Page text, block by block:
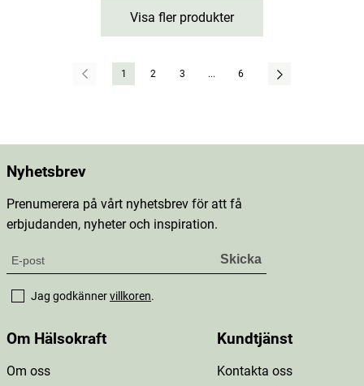
Visa fler produkter
1 2 3 ... 6
Nyhetsbrev
Prenumerera på vårt nyhetsbrev för att få
erbjudanden, nyheter och inspiration.
Jag godkännervillkoren.
Om Hälsokraft
Om oss
Kundtjänst
Kontakta oss